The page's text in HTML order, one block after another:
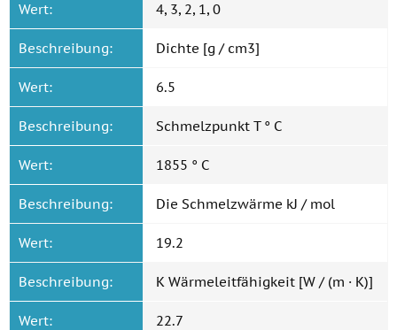
Wert: 4, 3, 2, 1, 0
Beschreibung: Dichte [g / cm3]
Wert: 6.5
Beschreibung: Schmelzpunkt T ° C
Wert: 1855 ° C
Beschreibung: Die Schmelzwärme kJ / mol
Wert: 19.2
Beschreibung: K Wärmeleitfähigkeit [W / (m · K)]
Wert: 22.7